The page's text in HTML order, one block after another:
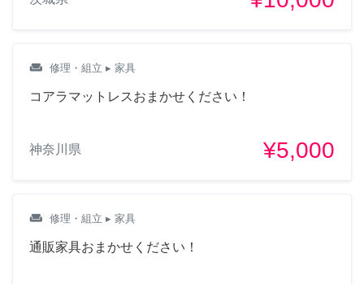
weekend 修理・組立 ▸ 家具
コアラマットレスおまかせください！
神奈川県 ¥5,000
weekend 修理・組立 ▸ 家具
通販家具おまかせください！